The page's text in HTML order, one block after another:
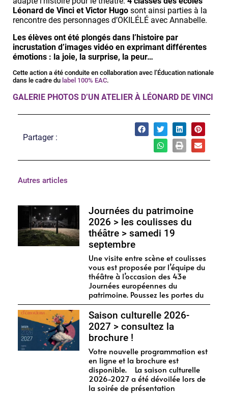
Léonard de Vinci et Victor Hugo sont ainsi parties à la
rencontre des personnages d’OKILÉLÉ avec Annabelle.
Les élèves ont été plongés dans l’histoire par
incrustation d’images vidéo en exprimant différentes
émotions : la joie, la surprise, la peur…
Cette action a été conduite en collaboration avec l’Éducation nationale
dans le cadre du label 100% EAC.
GALERIE PHOTOS D’UN ATELIER À LÉONARD DE VINCI
Partager :
Autres articles
Journées du patrimoine
2026 > les coulisses du
théâtre > samedi 19
septembre
Une visite entre scène et coulisses
vous est proposée par l’équipe du
théâtre à l’occasion des 43e
Journées européennes du
patrimoine. Poussez les portes du
Saison culturelle 2026-
2027 > consultez la
brochure !
Votre nouvelle programmation est
en ligne et la brochure est
disponible. La saison culturelle
2026-2027 a été dévoilée lors de
la soirée de présentation